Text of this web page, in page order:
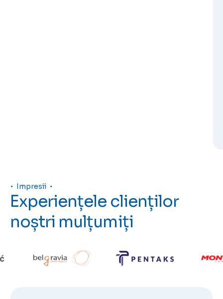
Impresii
Experiențele clienților
noștri mulțumiți